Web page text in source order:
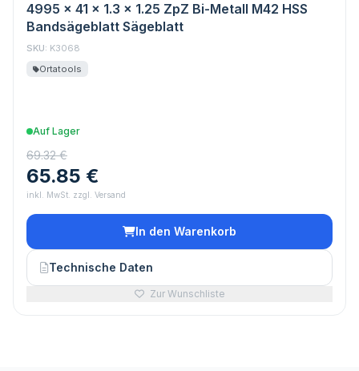
4995 x 41 x 1.3 x 1.25 ZpZ Bi-Metall M42 HSS
Bandsägeblatt Sägeblatt
SKU: K3068
Ortatools
Auf Lager
69.32 €
65.85 €
inkl. MwSt. zzgl. Versand
In den Warenkorb
Technische Daten
Zur Wunschliste